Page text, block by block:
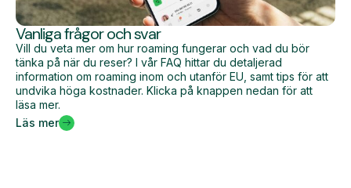
Vanliga frågor och svar
Vill du veta mer om hur roaming fungerar och vad du bör
tänka på när du reser? I vår FAQ hittar du detaljerad
information om roaming inom och utanför EU, samt tips för att
undvika höga kostnader. Klicka på knappen nedan för att
läsa mer.
Läs mer